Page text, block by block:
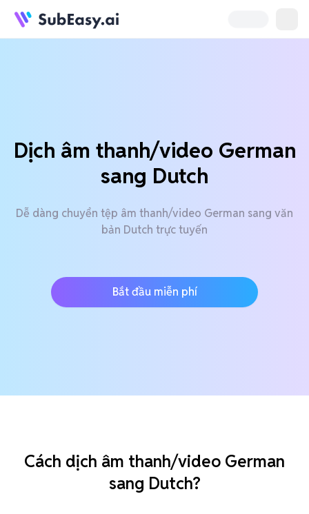
Dịch âm thanh/video German
sang Dutch
Dễ dàng chuyển tệp âm thanh/video German sang văn
bản Dutch trực tuyến
Bắt đầu miễn phí
Cách dịch âm thanh/video German
sang Dutch?